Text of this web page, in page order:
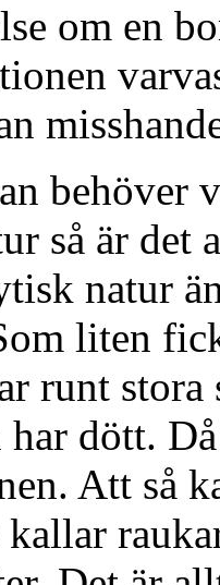
om en
behöver
så är det
natur
liten
runt
har dött.
Att så